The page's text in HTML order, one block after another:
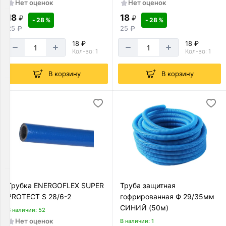
Полипропиленовые
трубы
Товаров
по
акции:
Товаров
по
трубы
Товаров
по
акции:
Нет оценок
18 ₽
25 ₽
- 28 %
18 ₽
Кол-во: 1
В корзину
Нет оценок
18 ₽
25 ₽
- 28 %
18 ₽
Кол-во: 1
В корзину
Трубка ENERGOFLEX SUPER
PROTECT S 28/6-2
В наличии: 52
Нет оценок
Труба защитная
гофрированная Ф 29/35мм
СИНИЙ (50м)
В наличии: 1